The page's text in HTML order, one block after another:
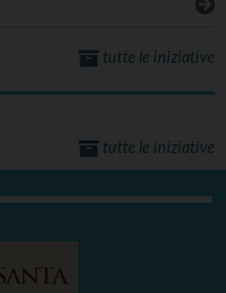
tutte le iniziative
tutte le iniziative